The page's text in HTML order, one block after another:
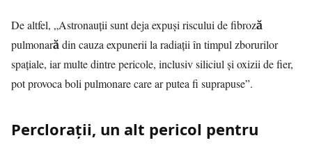
De altfel, „Astronauții sunt deja expuși riscului de fibroză
pulmonară din cauza expunerii la radiații în timpul zborurilor
spațiale, iar multe dintre pericole, inclusiv siliciul și oxizii de fier,
pot provoca boli pulmonare care ar putea fi suprapuse”.
Perclorații, un alt pericol pentru